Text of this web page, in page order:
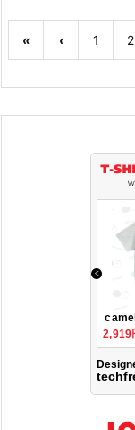
« ‹ 1 2